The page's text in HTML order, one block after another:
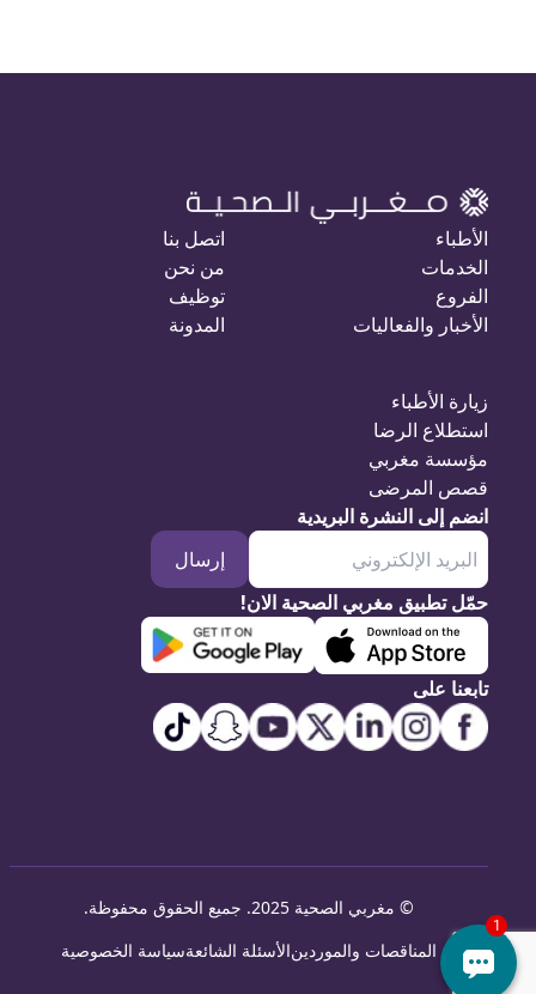
الأطباء
الخدمات
الفروع
الأخبار والفعاليات
اتصل بنا
من نحن
توظيف
المدونة
زيارة الأطباء
استطلاع الرضا
مؤسسة مغربي
قصص المرضى
انضم إلى النشرة البريدية
إرسال
حمّل تطبيق مغربي الصحية الان!
تابعنا على
© مغربي الصحية 2025. جميع الحقوق محفوظة
.
المناقصات والموردينالأسئلة الشائعةسياسة الخصوصية